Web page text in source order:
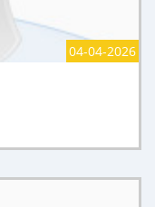
04-04-2026